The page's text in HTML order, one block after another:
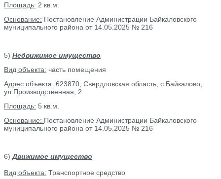
Площадь: 2 кв.м.
Основание: Постановление Администрации Байкаловского
муниципального района от 14.05.2025 № 216
5) Недвижимое имущество
Вид объекта: часть помещения
Адрес объекта: 623870, Свердловская область, с.Байкалово,
ул.Производственная, 2
Площадь: 5 кв.м.
Основание: Постановление Администрации Байкаловского
муниципального района от 14.05.2025 № 216
6) Движимое имущество
Вид объекта: Транспортное средство